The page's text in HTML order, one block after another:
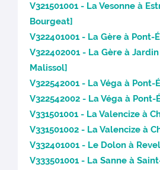
V321501001 - La Vesonne à
Bourgeat]
V322401001 - La Gère à Pont-
V322402001 - La Gère à
Malissol]
V322542001 - La Véga à
V322542002 - La Véga à Pont-
V331501001 - La Valencize à
V331501002 - La Valencize à
V332401001 - Le Dolon à
V333501001 - La Sanne à